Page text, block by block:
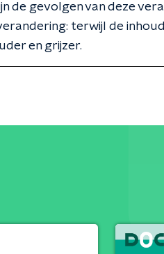
de gevolgen van deze
terwijl de
en grijzer.